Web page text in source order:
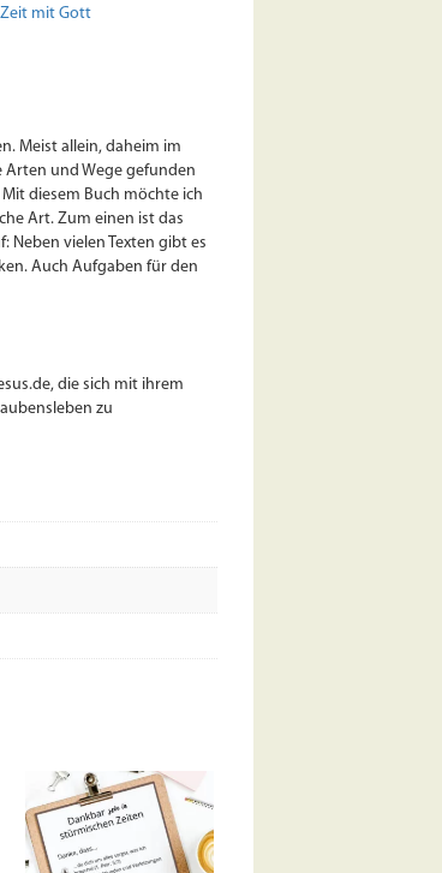
Zeit mit Gott
Meist allein, daheim im
Arten und Wege gefunden
diesem Buch möchte ich
Art. Zum einen ist das
vielen Texten gibt es
Auch Aufgaben für den
die sich mit ihrem
zu